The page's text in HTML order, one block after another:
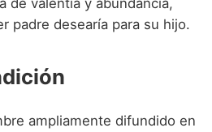
padre desearía para su hijo.
ampliamente difundido en